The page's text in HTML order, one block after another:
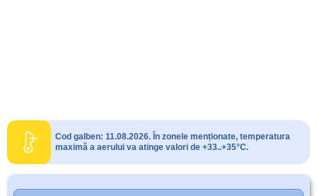
Cod galben: 11.08.2026. În zonele menționate, temperatura
maximă a aerului va atinge valori de +33..+35°C.